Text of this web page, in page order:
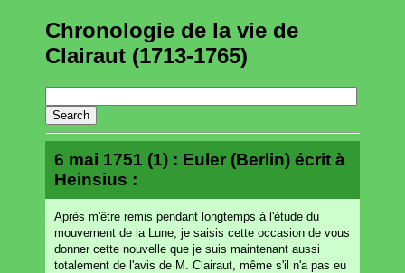
Chronologie de la vie de
Clairaut (1713-1765)
6 mai 1751 (1) : Euler (Berlin) écrit à
Heinsius :
Après m'être remis pendant longtemps à l'étude du
mouvement de la Lune, je saisis cette occasion de vous
donner cette nouvelle que je suis maintenant aussi
totalement de l'avis de M. Clairaut, même s'il n'a pas eu